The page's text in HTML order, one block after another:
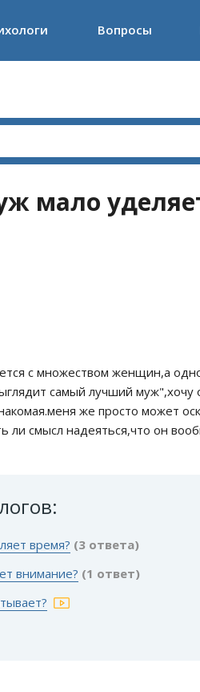
Вопросы
мало
с множеством женщин,а
самый лучший муж",хочу
же просто может
ли смысл надеяться,что он
время? (3 ответа)
внимание? (1 ответ)